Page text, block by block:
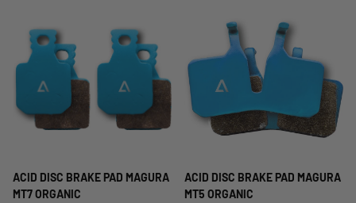
ACID DISC BRAKE PAD MAGURA
MT7 ORGANIC
ACID DISC BRAKE PAD MAGURA
MT5 ORGANIC